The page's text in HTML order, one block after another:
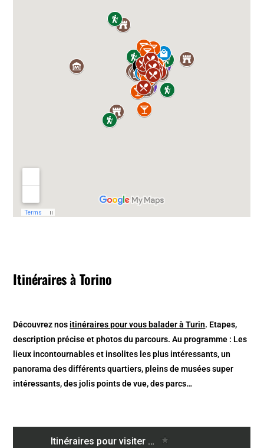
Itinéraires à Torino
Découvrez nos itinéraires pour vous balader à Turin. Etapes,
description précise et photos du parcours. Au programme : Les
lieux incontournables et insolites les plus intéressants, un
panorama des différents quartiers, pleins de musées super
intéressants, des jolis points de vue, des parcs…